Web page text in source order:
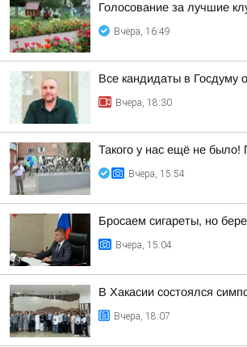
Голосование за лучшие
Вчера, 16:49
Все кандидаты в Госдуму
Вчера, 18:30
Такого у нас ещё не
Вчера, 15:54
Бросаем сигареты, но
Вчера, 15:04
В Хакасии состоялся
Вчера, 18:07